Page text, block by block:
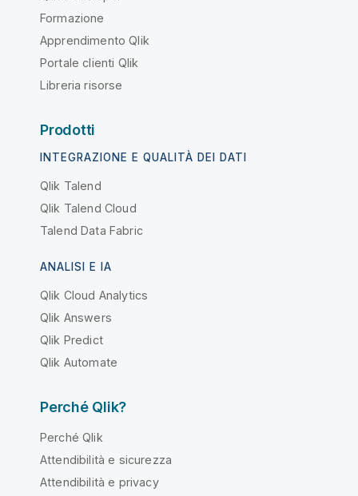
Formazione
Apprendimento Qlik
Portale clienti Qlik
Libreria risorse
Prodotti
INTEGRAZIONE E QUALITÀ DEI DATI
Qlik Talend
Qlik Talend Cloud
Talend Data Fabric
ANALISI E IA
Qlik Cloud Analytics
Qlik Answers
Qlik Predict
Qlik Automate
Perché Qlik?
Perché Qlik
Attendibilità e sicurezza
Attendibilità e privacy